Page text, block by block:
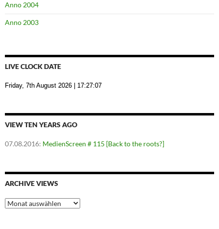
Anno 2004
Anno 2003
LIVE CLOCK DATE
Friday, 7th August 2026 | 17:27:07
VIEW TEN YEARS AGO
07.08.2016: MedienScreen # 115 [Back to the roots?]
ARCHIVE VIEWS
Archive
Views